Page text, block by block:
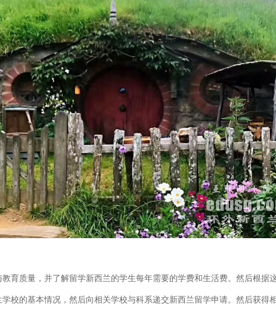
质量，并了解留学新西兰的学生每年需要的学费和生活费。然后根据
的基本情况，然后向相关学校与科系递交新西兰留学申请。然后获得